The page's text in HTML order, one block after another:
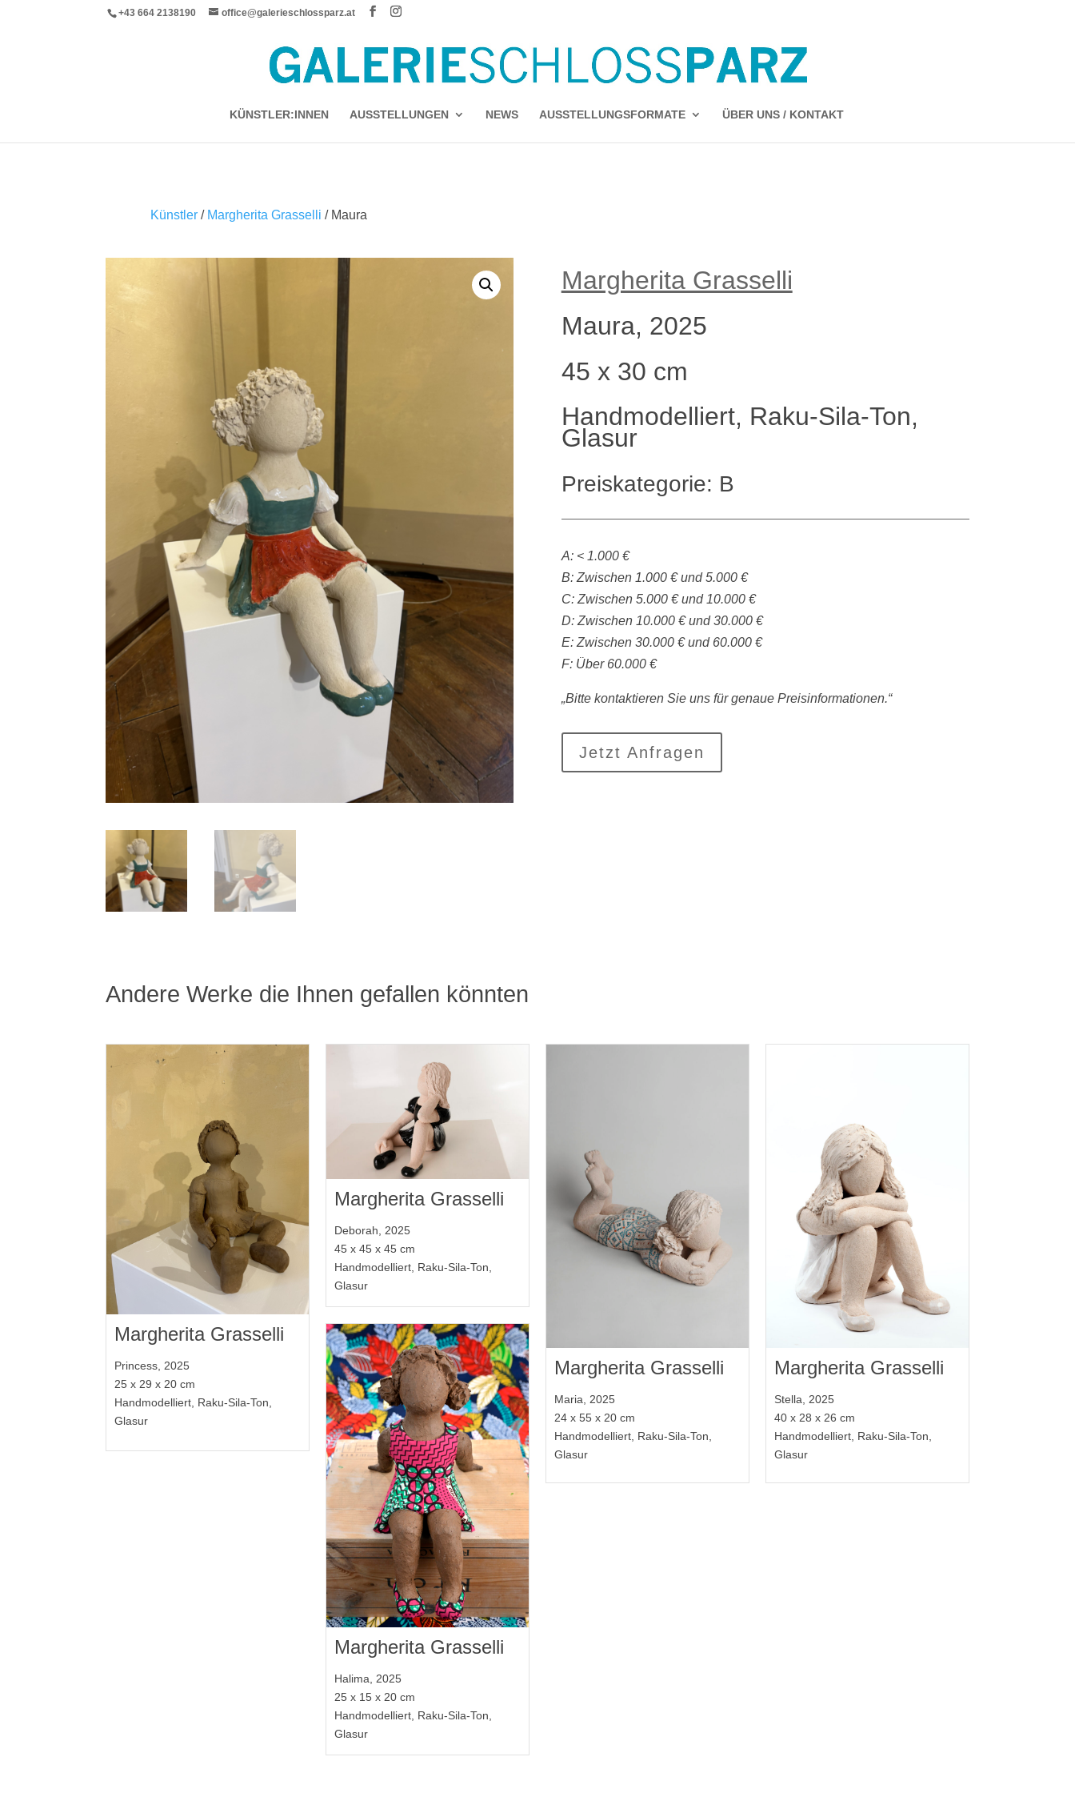
+43 664 2138190 office@galerieschlossparz.at
KÜNSTLER:INNEN AUSSTELLUNGEN NEWS AUSSTELLUNGSFORMATE ÜBER UNS / KONTAKT
Künstler / Margherita Grasselli / Maura
Margherita Grasselli
Maura, 2025
45 x 30 cm
Handmodelliert, Raku-Sila-Ton,
Glasur
Preiskategorie: B
A: < 1.000 €
B: Zwischen 1.000 € und 5.000 €
C: Zwischen 5.000 € und 10.000 €
D: Zwischen 10.000 € und 30.000 €
E: Zwischen 30.000 € und 60.000 €
F: Über 60.000 €
„Bitte kontaktieren Sie uns für genaue Preisinformationen.“
Jetzt Anfragen
Andere Werke die Ihnen gefallen könnten
Margherita Grasselli
Princess, 2025
25 x 29 x 20 cm
Handmodelliert, Raku-Sila-Ton,
Glasur
Margherita Grasselli
Deborah, 2025
45 x 45 x 45 cm
Handmodelliert, Raku-Sila-Ton,
Glasur
Margherita Grasselli
Maria, 2025
24 x 55 x 20 cm
Handmodelliert, Raku-Sila-Ton,
Glasur
Margherita Grasselli
Stella, 2025
40 x 28 x 26 cm
Handmodelliert, Raku-Sila-Ton,
Glasur
Margherita Grasselli
Halima, 2025
25 x 15 x 20 cm
Handmodelliert, Raku-Sila-Ton,
Glasur